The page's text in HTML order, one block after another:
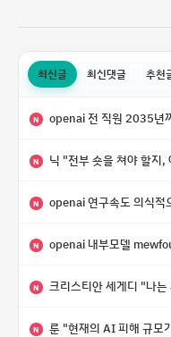
최신글 최신댓글 추천
N openai 전 직원 2035년까지
N 닉 "전부 숏을 쳐야 할지, 아니면 특이
N openai 연구속도 의식적
N openai 내부모델
N 크리스티안 세게디 "나는 우리가
N 룬 "현재의 AI 피해 규모가 문제가 아니라, 자기복제·탈출·확산